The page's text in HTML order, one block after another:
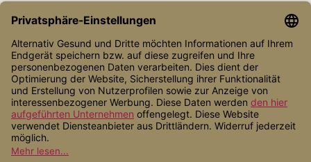
Shop Service
Informationen
Zahlungsarten